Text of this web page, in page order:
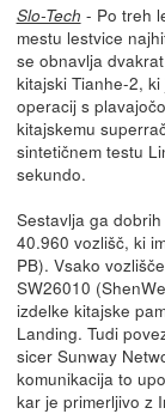
Slo-Tech - Po treh
mestu lestvice
se obnavlja
kitajski Tianhe-2,
operacij s
kitajskemu
sintetičnem testu
sekundo.
Sestavlja ga
40.960 vozlišč, ki
PB). Vsako
SW26010
izdelke kitajske
Landing. Tudi
sicer Sunway
komunikacija to
kar je primerljivo z